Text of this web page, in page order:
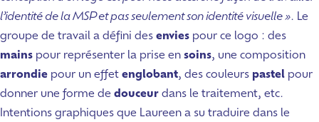
l’identité de la MSP et pas seulement son identité visuelle ». Le
groupe de travail a défini des envies pour ce logo : des
mains pour représenter la prise en soins, une composition
arrondie pour un effet englobant, des couleurs pastel pour
donner une forme de douceur dans le traitement, etc.
Intentions graphiques que Laureen a su traduire dans le